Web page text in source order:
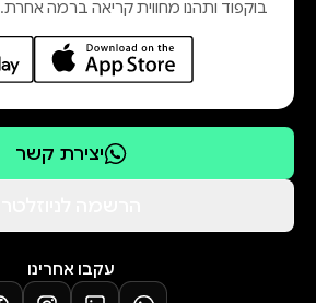
בוקפוד ותהנו מחווית קריאה ברמה אחרת.
יצירת קשר
עקבו אחרינו